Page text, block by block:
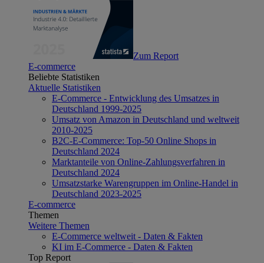
Zum Report
E-commerce
Beliebte Statistiken
Aktuelle Statistiken
E-Commerce - Entwicklung des Umsatzes in
Deutschland 1999-2025
Umsatz von Amazon in Deutschland und weltweit
2010-2025
B2C-E-Commerce: Top-50 Online Shops in
Deutschland 2024
Marktanteile von Online-Zahlungsverfahren in
Deutschland 2024
Umsatzstarke Warengruppen im Online-Handel in
Deutschland 2023-2025
E-commerce
Themen
Weitere Themen
E-Commerce weltweit - Daten & Fakten
KI im E-Commerce - Daten & Fakten
Top Report